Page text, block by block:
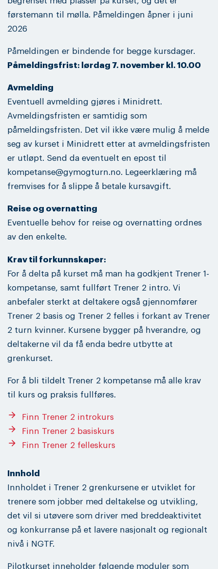
førstemann til mølla. Påmeldingen åpner i juni
2026
Påmeldingen er bindende for begge kursdager.
Påmeldingsfrist: lørdag 7. november kl. 10.00
Avmelding
Eventuell avmelding gjøres i Minidrett.
Avmeldingsfristen er samtidig som
påmeldingsfristen. Det vil ikke være mulig å melde
seg av kurset i Minidrett etter at avmeldingsfristen
er utløpt. Send da eventuelt en epost til
kompetanse@gymogturn.no. Legeerklæring må
fremvises for å slippe å betale kursavgift.
Reise og overnatting
Eventuelle behov for reise og overnatting ordnes
av den enkelte.
Krav til forkunnskaper:
For å delta på kurset må man ha godkjent Trener 1-
kompetanse, samt fullført Trener 2 intro. Vi
anbefaler sterkt at deltakere også gjennomfører
Trener 2 basis og Trener 2 felles i forkant av Trener
2 turn kvinner. Kursene bygger på hverandre, og
deltakerne vil da få enda bedre utbytte at
grenkurset.
For å bli tildelt Trener 2 kompetanse må alle krav
til kurs og praksis fullføres.
arrow_forward Finn Trener 2 introkurs
arrow_forward Finn Trener 2 basiskurs
arrow_forward Finn Trener 2 felleskurs
Innhold
Innholdet i Trener 2 grenkursene er utviklet for
trenere som jobber med deltakelse og utvikling,
det vil si utøvere som driver med breddeaktivitet
og konkurranse på et lavere nasjonalt og regionalt
nivå i NGTF.
Pilotkurset inneholder følgende moduler som